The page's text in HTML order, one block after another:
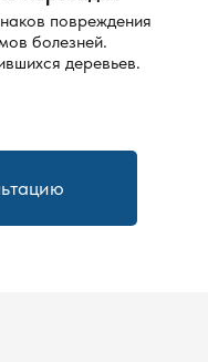
повреждения
болезней.
деревьев.